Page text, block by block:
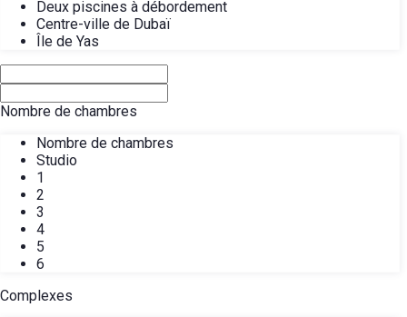
Deux piscines à débordement
Centre-ville de Dubaï
Île de Yas
Nombre de chambres
Nombre de chambres
Studio
1
2
3
4
5
6
Complexes